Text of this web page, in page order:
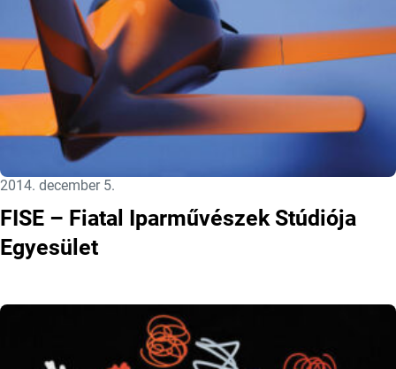
Közzétéve:
2014. december 5.
FISE – Fiatal Iparművészek Stúdiója
Egyesület